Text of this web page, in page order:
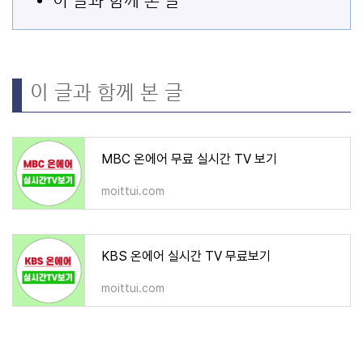
이 글과 함께 본 글
MBC 온에어 무료 실시간 TV 보기
moittui.com
KBS 온에어 실시간 TV 무료보기
moittui.com